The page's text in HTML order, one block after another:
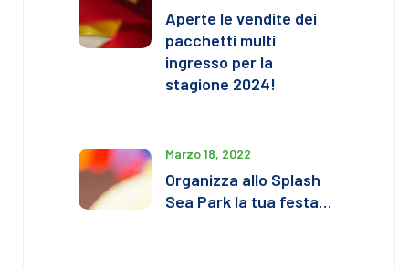
Aperte le vendite dei
pacchetti multi
ingresso per la
stagione 2024!
Marzo 18, 2022
Organizza allo Splash
Sea Park la tua festa…